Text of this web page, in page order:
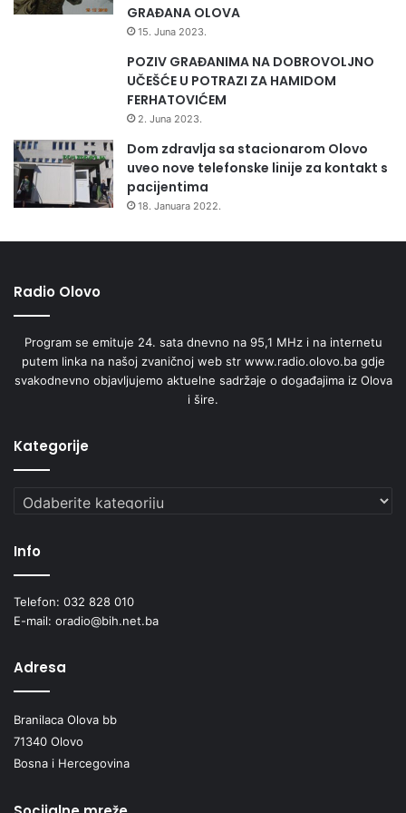
Olovo donijelo je odluku da se 20.avgust obilježava kao
Dan općine Olovo.
GRAĐANA OLOVA
15. Juna 2023.
POZIV GRAĐANIMA NA DOBROVOLJNO
UČEŠĆE U POTRAZI ZA HAMIDOM
FERHATOVIĆEM
2. Juna 2023.
Dom zdravlja sa stacionarom Olovo
uveo nove telefonske linije za kontakt s
pacijentima
18. Januara 2022.
Radio Olovo
Program se emituje 24. sata dnevno na 95,1 MHz i na internetu
putem linka na našoj zvaničnoj web str www.radio.olovo.ba gdje
svakodnevno objavljujemo aktuelne sadržaje o događajima iz Olova
i šire.
Kategorije
Kategorije
Info
Telefon: 032 828 010
E-mail: oradio@bih.net.ba
Adresa
Branilaca Olova bb
71340 Olovo
Bosna i Hercegovina